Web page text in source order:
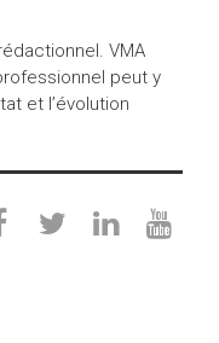
VMA
peut y
et l’évolution